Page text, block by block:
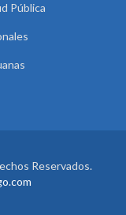
Pública
Reservados.